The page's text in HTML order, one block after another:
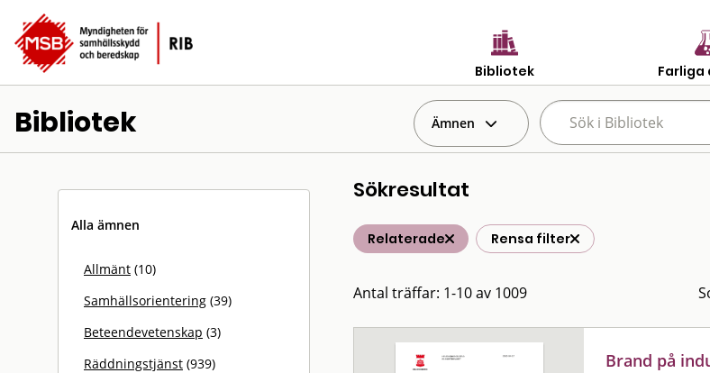
Bibliotek Farliga
Bibliotek Ämnen
Alla ämnen
Allmänt (10)
Samhällsorientering (39)
Beteendevetenskap (3)
Räddningstjänst (939)
Sökresultat
Relaterade Rensa filter
Antal träffar: 1-10 av 1009
Brand på